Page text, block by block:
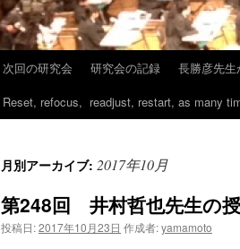
次回の研究会 研究会の記録 長勝彦先生
Reset, refocus, readjust, restart, as many
月別アーカイブ: 2017年10月
第248回 井村哲也先生の授
投稿日:2017年10月23日 作成者:yamamoto